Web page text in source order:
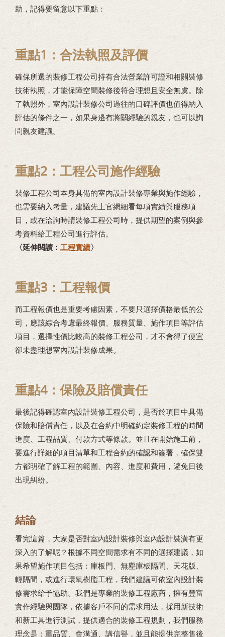
助，記得要留意以下重點：
重點1：合法執照及評價
確保所選的裝修工程公司持有合法營業許可證和相關裝修
技術執照，才能保障空間裝修後符合理想且安全無虞。除
了執照外，室內設計裝修公司過往的口碑評價也值得納入
評估的條件之一，如果身邊有將關經驗的親友，也可以詢
問親友建議。
重點2：工程公司施作經驗
裝修工程公司本身具備的室內設計裝修專業與施作經驗，
也需要納入考量，建議先上官網細看每項實績與服務項
目，或在洽詢時請裝修工程公司時，提供期望的案例與參
考資料給工程公司進行評估。
〈延伸閱讀： 工程實績〉
重點3：工程報價
而工程報價也是重要考慮因素，不要只選擇價格最低的公
司，應該綜合考慮最終報價、服務質量、施作項目等評估
項目，選擇性價比較高的裝修工程公司，才不會得了便宜
卻未盡理想室內設計裝修成果。
重點4：保險及賠償責任
最後記得確認室內設計裝修工程公司，是否於項目中具備
保險和賠償責任，以及在合約中明確約定裝修工程的時間
進度、工程品質、付款方式等條款。並且在開始施工前，
要進行詳細的項目清單和工程合約的確認和簽署，確保雙
方都明確了解工程的範圍、內容、進度和費用，避免日後
出現糾紛。
結論
看完這篇，大家是否對室內設計裝修與室內設計裝潢有更
深入的了解呢？根據不同空間需求有不同的選擇建議，如
果希望施作項目包括：庫板門、無塵庫板隔間、天花版、
輕隔間，或進行環氧樹脂工程，我們建議可依室內設計裝
修需求給予協助。我們是專業的裝修工程廠商，擁有豐富
實作經驗與團隊，依據客戶不同的需求用法，採用新技術
和新工具進行測試，提供適合的裝修工程規劃，我們服務
理念是：重品質、會溝通、講信譽，並且能提供完整售後